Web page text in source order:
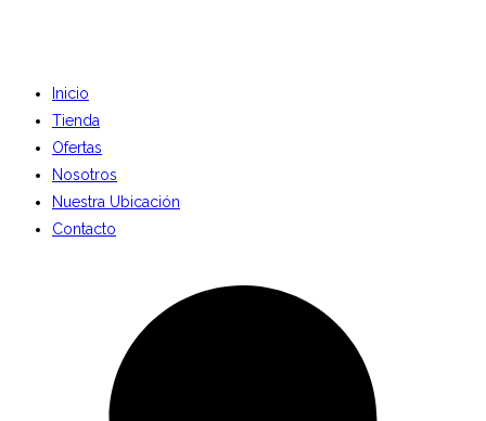
Inicio
Tienda
Ofertas
Nosotros
Nuestra Ubicación
Contacto